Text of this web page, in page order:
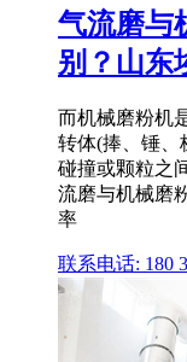
气流磨与
别？山东
而机械磨粉机
转体(捧、锤、
碰撞或颗粒之
流磨与机械磨
率
联系电话: 180